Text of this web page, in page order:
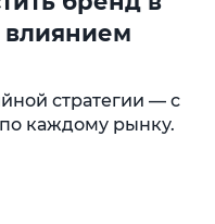
стратегии — с
каждому рынку.